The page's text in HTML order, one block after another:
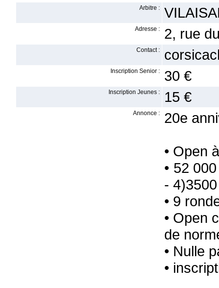
Arbitre :
Adresse : 2, rue
Contact :
Inscription Senior : 30 €
Inscription Jeunes : 15 €
Annonce : 20e
• Open
• 52
-
• 9
• Open
de
• Nulle
•